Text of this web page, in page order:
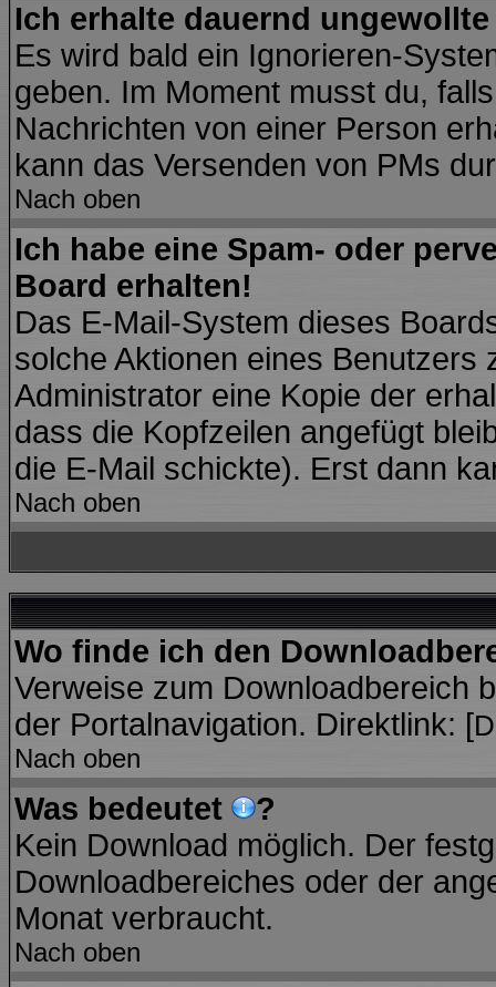
Ich erhalte dauernd ungewollte
Es wird bald ein Ignorieren-
geben. Im Moment musst du,
Nachrichten von einer Person
kann das Versenden von PMs
Nach oben
Ich habe eine Spam- oder
Board erhalten!
Das E-Mail-System dieses
solche Aktionen eines
Administrator eine Kopie der
dass die Kopfzeilen angefügt
die E-Mail schickte). Erst dann
Nach oben
Wo finde ich den
Verweise zum Downloadbereich
der Portalnavigation. Direktlink: [
Nach oben
Was bedeutet
?
Kein Download möglich. Der
Downloadbereiches oder der
Monat verbraucht.
Nach oben